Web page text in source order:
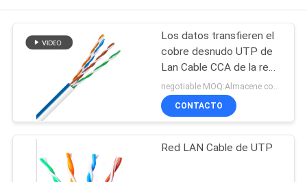
PRODUCTOS
SOBRE
NOSOTROS
VIAJE
Los datos transfieren el
cobre desnudo UTP de
Lan Cable CCA de la red
24AWG
negotiable MOQ:Almacene como petición del cliente, tipo modificado para requisitos particulares 30000meter.
CONTACTO
Red LAN Cable de UTP